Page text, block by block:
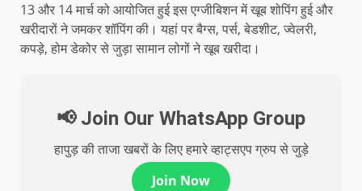
13 और 14 मार्च को आयोजित हुई इस एग्जीबिशन में खूब शोपिंग हुई और
खरीदारों ने जमकर शॉपिंग की। यहां पर बैग्स, पर्स, बेडशीट, ज्वेलरी,
कपड़े, होम डेकोर से जुड़ा सामान लोगों ने खूब खरीदा।
📢 Join Our WhatsApp Group
हापुड़ की ताजा खबरों के लिए हमारे व्हाट्सएप ग्रुप से जुड़े
Join Now